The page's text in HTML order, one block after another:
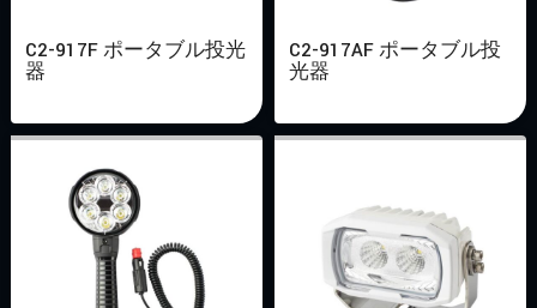
C2-917F ポータブル投光
器
C2-917AF ポータブル投
光器